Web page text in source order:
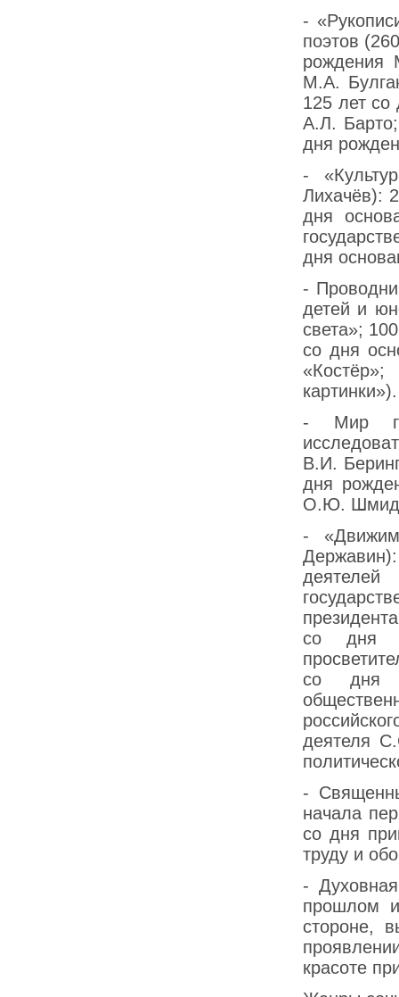
-
поэтов
рождения
М.А.
125 лет
А.Л.
дня
-
Лихачёв):
дня
дня
-
детей и
света»;
со дня
картинки»).
- Мир
В.И.
дня
О.Ю.
-
со дня
со дня
деятеля
-
начала
со дня
труду и
-
прошлом
стороне,
красоте